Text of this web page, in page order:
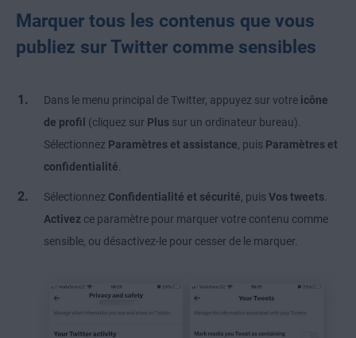
Marquer tous les contenus que vous
publiez sur Twitter comme sensibles
Dans le menu principal de Twitter, appuyez sur votre icône
de profil (cliquez sur Plus sur un ordinateur bureau).
Sélectionnez Paramètres et assistance, puis Paramètres et
confidentialité.
Sélectionnez Confidentialité et sécurité, puis Vos tweets.
Activez ce paramètre pour marquer votre contenu comme
sensible, ou désactivez-le pour cesser de le marquer.